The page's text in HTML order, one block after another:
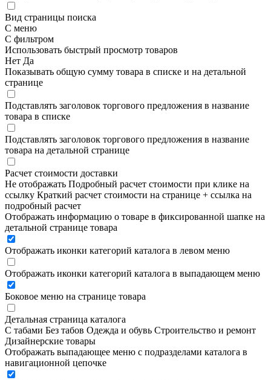
Вид страницы поиска
С меню
С фильтром
Использовать быстрый просмотр товаров
Нет Да
Показывать общую сумму товара в списке и на детальной
странице
Подставлять заголовок торгового предложения в название
товара в списке
Подставлять заголовок торгового предложения в название
товара на детальной странице
Расчет стоимости доставки
Не отображать Подробный расчет стоимости при клике на
ссылку Краткий расчет стоимости на странице + ссылка на
подробный расчет
Отображать информацию о товаре в фиксированной шапке на
детальной странице товара
Отображать иконки категорий каталога в левом меню
Отображать иконки категорий каталога в выпадающем меню
Боковое меню на странице товара
Детальная страница каталога
С табами Без табов Одежда и обувь Строительство и ремонт
Дизайнерские товары
Отображать выпадающее меню с подразделами каталога в
навигационной цепочке